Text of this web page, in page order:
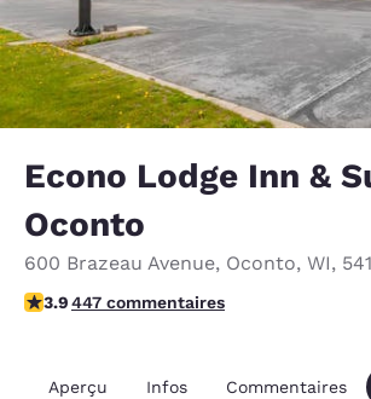
Econo Lodge Inn &
Oconto
600 Brazeau Avenue, Oconto, WI,
3.91 étoiles. Bien.
3.9447 commentaires
Aperçu Infos Commentaires